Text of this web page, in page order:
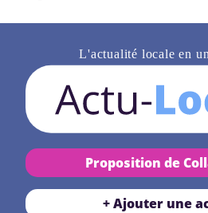
L'actualité locale en
Proposition de
+ Ajouter une